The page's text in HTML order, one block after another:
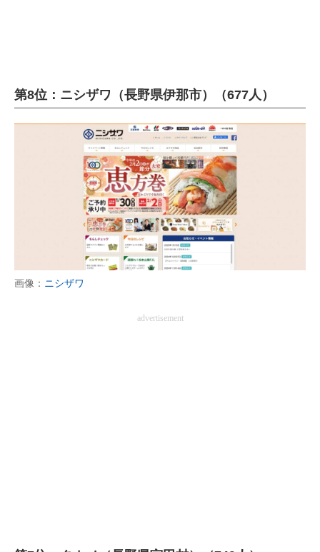
第8位：ニシザワ（長野県伊那市）（677人）
画像： ニシザワ
advertisement